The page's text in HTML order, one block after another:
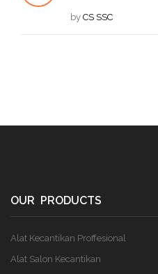
by CS SSC
OUR PRODUCTS
Alat Kecantikan Proffesional
Alat Salon Kecantikan